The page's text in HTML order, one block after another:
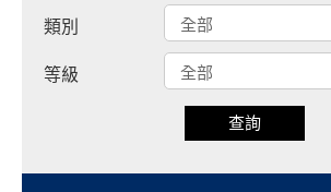
類別
等級
查詢